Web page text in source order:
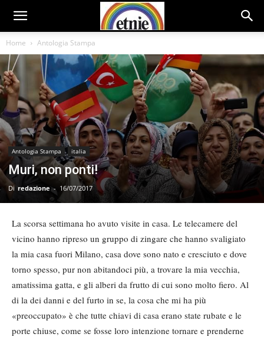
Home Antologia Stampa
Antologia Stampa italia
Muri, non ponti!
Di redazione - 16/07/2017
La scorsa settimana ho avuto visite in casa. Le telecamere del
vicino hanno ripreso un gruppo di zingare che hanno svaligiato
la mia casa fuori Milano, casa dove sono nato e cresciuto e dove
torno spesso, pur non abitandoci più, a trovare la mia vecchia,
amatissima gatta, e gli alberi da frutto di cui sono molto fiero. Al
di la dei danni e del furto in se, la cosa che mi ha più
«preoccupato» è che tutte chiavi di casa erano state rubate e le
porte chiuse, come se fosse loro intenzione tornare e prenderne